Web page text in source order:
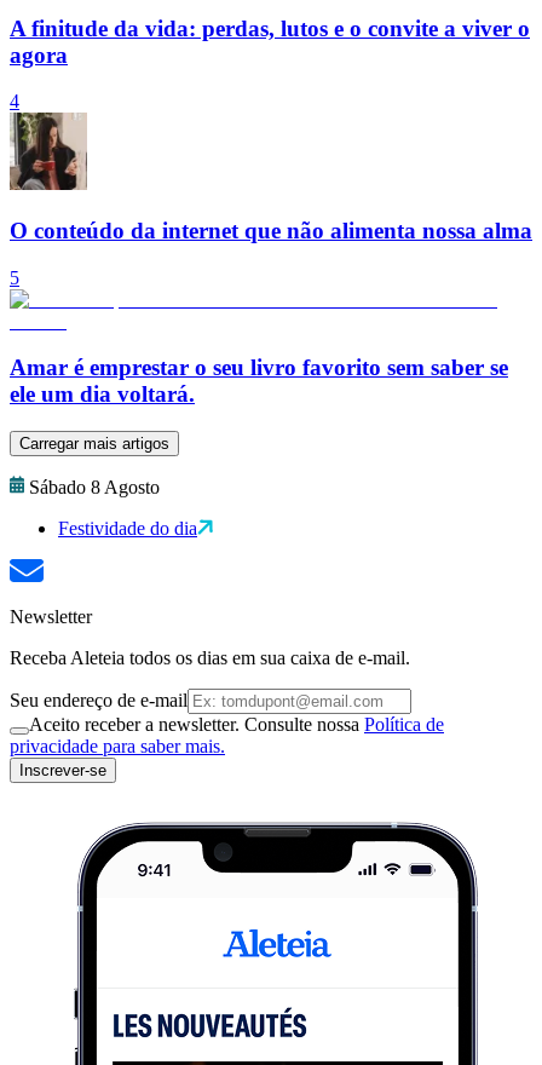
A finitude da vida: perdas, lutos e o convite a viver o
agora
4
O conteúdo da internet que não alimenta nossa alma
5
Amar é emprestar o seu livro favorito sem saber se
ele um dia voltará.
Carregar mais artigos
Sábado 8 Agosto
Festividade do dia
Newsletter
Receba Aleteia todos os dias em sua caixa de e-mail.
Seu endereço de e-mail
Aceito receber a newsletter. Consulte nossa Política de
privacidade para saber mais.
Inscrever-se